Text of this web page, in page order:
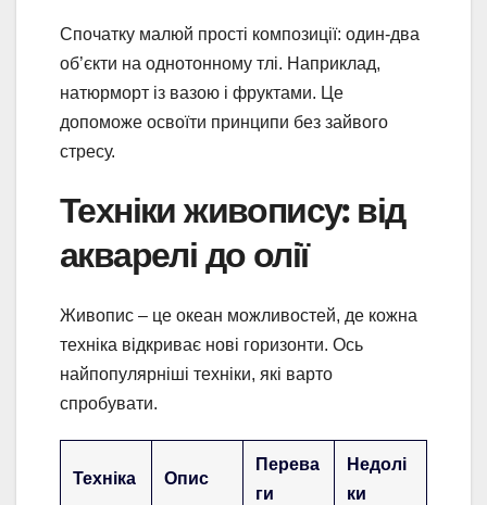
Спочатку малюй прості композиції: один-два
об’єкти на однотонному тлі. Наприклад,
натюрморт із вазою і фруктами. Це
допоможе освоїти принципи без зайвого
стресу.
Техніки живопису: від
акварелі до олії
Живопис – це океан можливостей, де кожна
техніка відкриває нові горизонти. Ось
найпопулярніші техніки, які варто
спробувати.
Техніка Опис
Перева
ги
Недолі
ки